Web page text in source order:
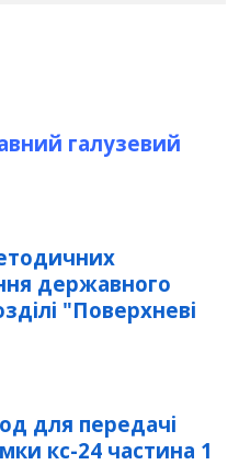
галузевий
державного
"Поверхневі
для передачі
кс-24 частина 1